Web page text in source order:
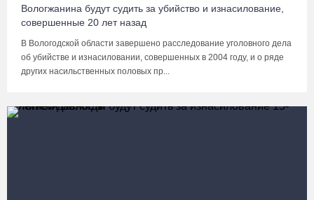
Вологжанина будут судить за убийство и изнасилование,
совершенные 20 лет назад
В Вологодской области завершено расследование уголовного дела
об убийстве и изнасиловании, совершенных в 2004 году, и о ряде
других насильственных половых пр...